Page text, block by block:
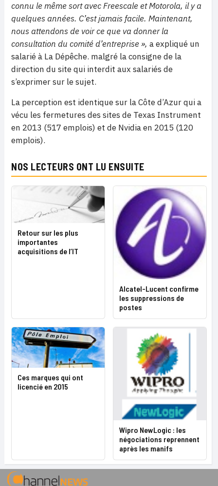
connu le même sort avec Freescale et Motorola, il y a
quelques années. C’est jamais facile. Maintenant,
nous attendons de voir ce que va donner la
consultation du comité d’entreprise », a expliqué un
salarié à La Dépêche. malgré la consigne de la
direction du site qui interdit aux salariés de
s’exprimer sur le sujet.
La perception est identique sur la Côte d’Azur qui a
vécu les fermetures des sites de Texas Instrument
en 2013 (517 emplois) et de Nvidia en 2015 (120
emplois).
NOS LECTEURS ONT LU ENSUITE
Retour sur les plus
importantes
acquisitions de l’IT
Alcatel-Lucent confirme
les suppressions de
postes
Ces marques qui ont
licencié en 2015
Wipro NewLogic : les
négociations reprennent
après les manifs